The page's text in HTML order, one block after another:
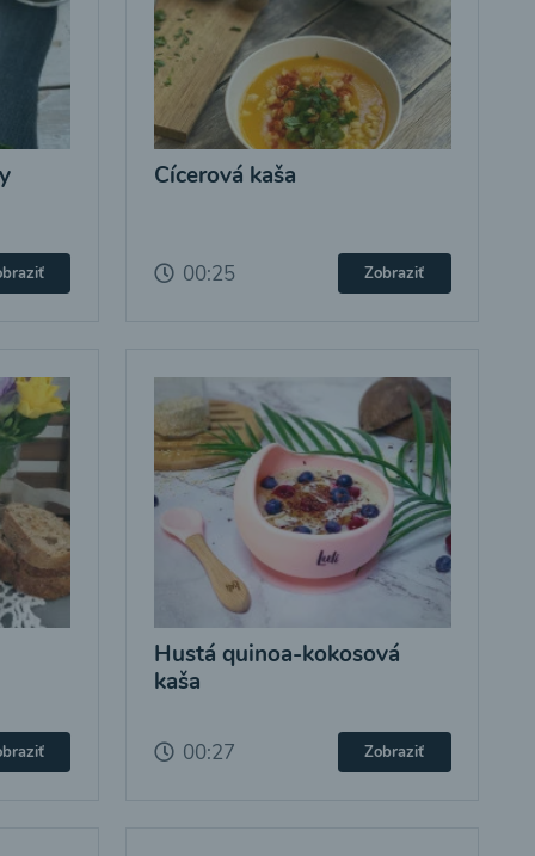
Cícerová kaša
00:25 Zobraziť
Hustá quinoa-kokosová
kaša
00:27 Zobraziť